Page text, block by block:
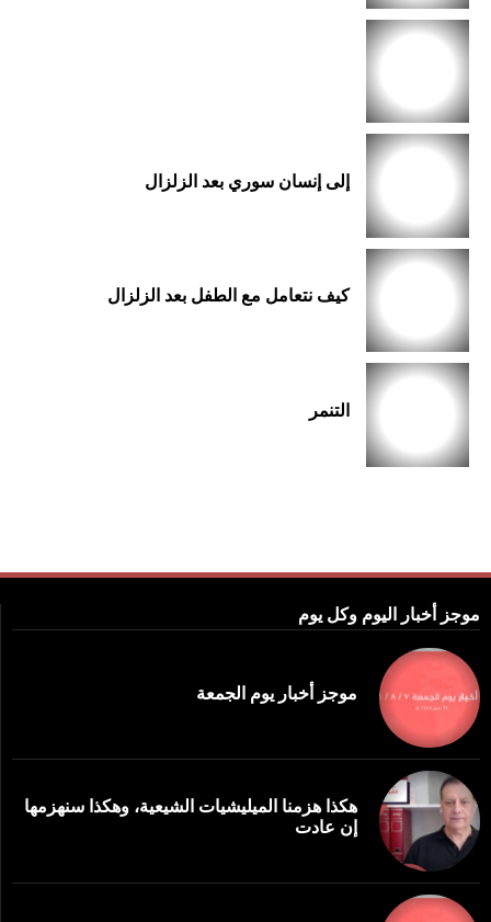
إلى إنسان سوري بعد الزلزال
كيف نتعامل مع الطفل بعد الزلزال
التنمر
موجز أخبار اليوم وكل يوم
موجز أخبار يوم الجمعة
هكذا هزمنا الميليشيات الشيعية، وهكذا سنهزمها
إن عادت